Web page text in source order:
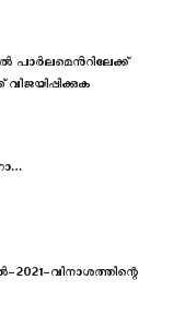
പാർലമെൻറിലേക്ക്
വിനാശത്തിന്റെ